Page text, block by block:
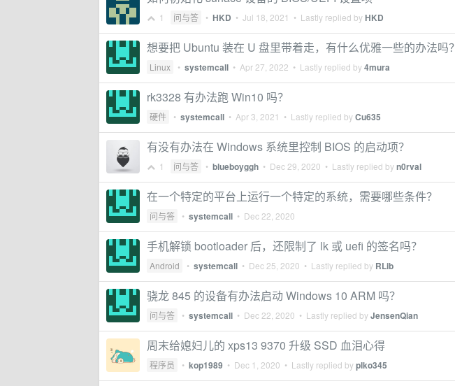
1 问与答 • HKD • Jul 18, 2021 • Lastly replied byHKD
想要把 Ubuntu 装在 U 盘里带着走，有什么优雅一些的办法吗？
Linux • systemcall • Apr 27, 2022 • Lastly replied by4mura
rk3328 有办法跑 Win10 吗？
硬件 • systemcall • Apr 3, 2021 • Lastly replied byCu635
有没有办法在 Windows 系统里控制 BIOS 的启动项？
1 问与答 • blueboyggh • Dec 29, 2020 • Lastly replied byn0rval
在一个特定的平台上运行一个特定的系统，需要哪些条件？
问与答 • systemcall • Dec 22, 2020
手机解锁 bootloader 后，还限制了 lk 或 uefi 的签名吗？
Android • systemcall • Dec 25, 2020 • Lastly replied by RLib
骁龙 845 的设备有办法启动 Windows 10 ARM 吗？
问与答 • systemcall • Dec 22, 2020 • Lastly replied byJensenQian
周末给媳妇儿的 xps13 9370 升级 SSD 血泪心得
程序员 • kop1989 • Dec 1, 2020 • Lastly replied byplko345